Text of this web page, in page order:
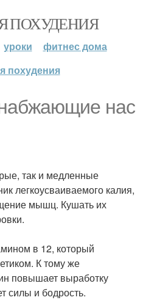
ПОХУДЕНИЯ
уроки
фитнес дома
похудения
нас
так и медленные
легкоусваиваемого калия,
мышц. Кушать их
в 12, который
К тому же
повышает выработку
силы и бодрость.